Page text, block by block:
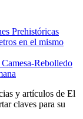
Prehistóricas
en el mismo
Rebolledo
y artículos de El
claves para su